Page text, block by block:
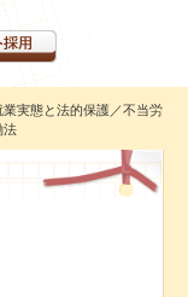
業実態と法的保護／不当労
法